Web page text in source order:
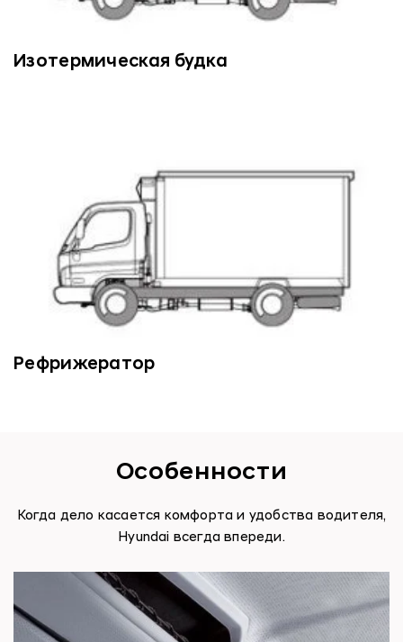
Изотермическая будка
Рефрижератор
Особенности
Когда дело касается комфорта и удобства водителя,
Hyundai всегда впереди.